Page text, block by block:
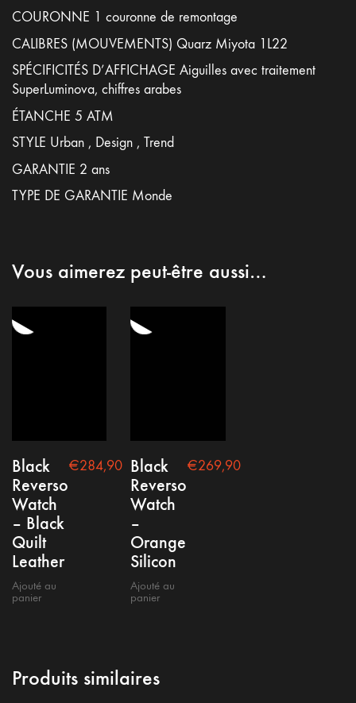
COURONNE 1 couronne de remontage
CALIBRES (MOUVEMENTS) Quarz Miyota 1L22
SPÉCIFICITÉS D’AFFICHAGE Aiguilles avec traitement
SuperLuminova, chiffres arabes
ÉTANCHE 5 ATM
STYLE Urban , Design , Trend
GARANTIE 2 ans
TYPE DE GARANTIE Monde
Vous aimerez peut-être aussi…
Black
Reverso
Watch
– Black
Quilt
Leather
Ajouté au
panier
€284,90 Black
Reverso
Watch
–
Orange
Silicon
Ajouté au
panier
€269,90
Produits similaires